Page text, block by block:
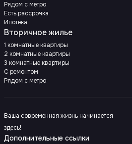
Рядом с метро
Есть рассрочка
Ипотека
Вторичное жилье
1 комнатные квартиры
2 комнатные квартиры
3 комнатные квартиры
С ремонтом
Рядом с метро
Ваша современная жизнь начинается
здесь!
Дополнительные ссылки